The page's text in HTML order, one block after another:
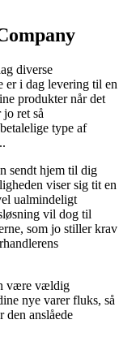
diverse
er i dag levering til en
produkter når det
ret så
type af
sendt hjem til dig
viser sig tit en
ualmindeligt
vil dog til
som jo stiller krav
være vældig
nye varer fluks, så
den anslåede